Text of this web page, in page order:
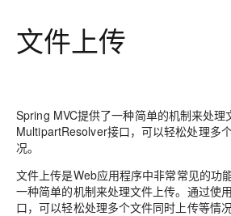
文件上传
Spring MVC提供了一种简单的机制来处理
MultipartResolver接口，可以轻松处理多
况。
文件上传是Web应用程序中非常常见的功
一种简单的机制来处理文件上传。通过使
口，可以轻松处理多个文件同时上传等情况